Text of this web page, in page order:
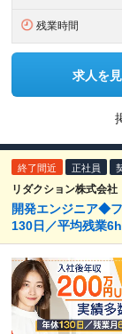
残業時間
求人を
終了間近 正社員
リダクション株式会社
開発エンジニア◆
130日／平均残業